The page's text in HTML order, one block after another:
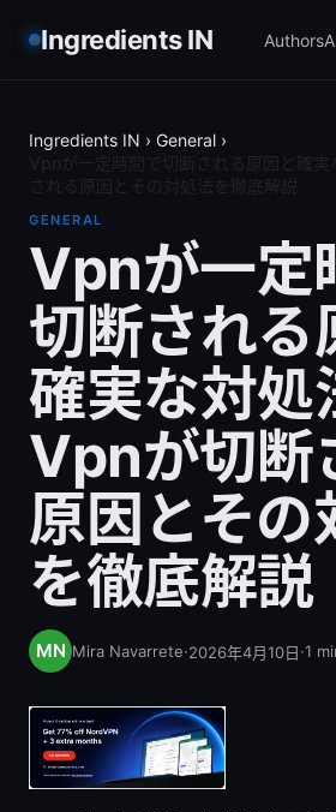
Ingredients IN Authors
Ingredients IN › General ›
GENERAL
Vpnが一定
切断される
確実な対処
Vpnが切断
原因とその
を徹底解説
Mira Navarrete·2026年4月10日·1